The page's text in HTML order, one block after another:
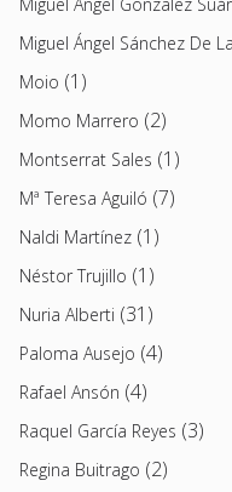
Miguel Ángel Sánchez De
Moio (1)
Momo Marrero (2)
Montserrat Sales (1)
Mª Teresa Aguiló (7)
Naldi Martínez (1)
Néstor Trujillo (1)
Nuria Alberti (31)
Paloma Ausejo (4)
Rafael Ansón (4)
Raquel García Reyes (3)
Regina Buitrago (2)